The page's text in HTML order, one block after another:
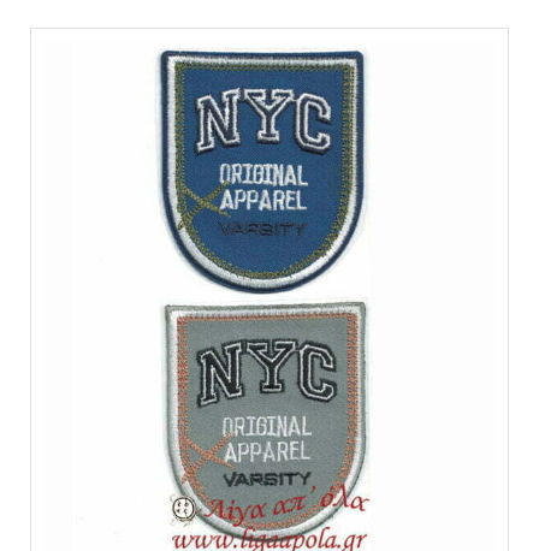
έχει
πολλαπλές
παραλλαγές.
Οι
επιλογές
μπορούν
να
επιλεγούν
στη
σελίδα
του
προϊόντος